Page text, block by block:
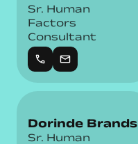
Sr. Human
Factors
Consultant
call mail
Dorinde Brands
Sr. Human